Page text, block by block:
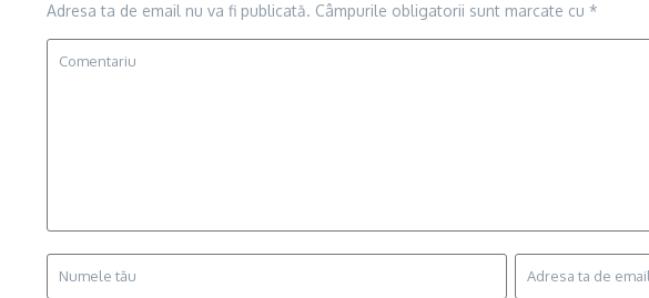
Adresa ta de email nu va fi publicată. Câmpurile obligatorii sunt marcate cu *